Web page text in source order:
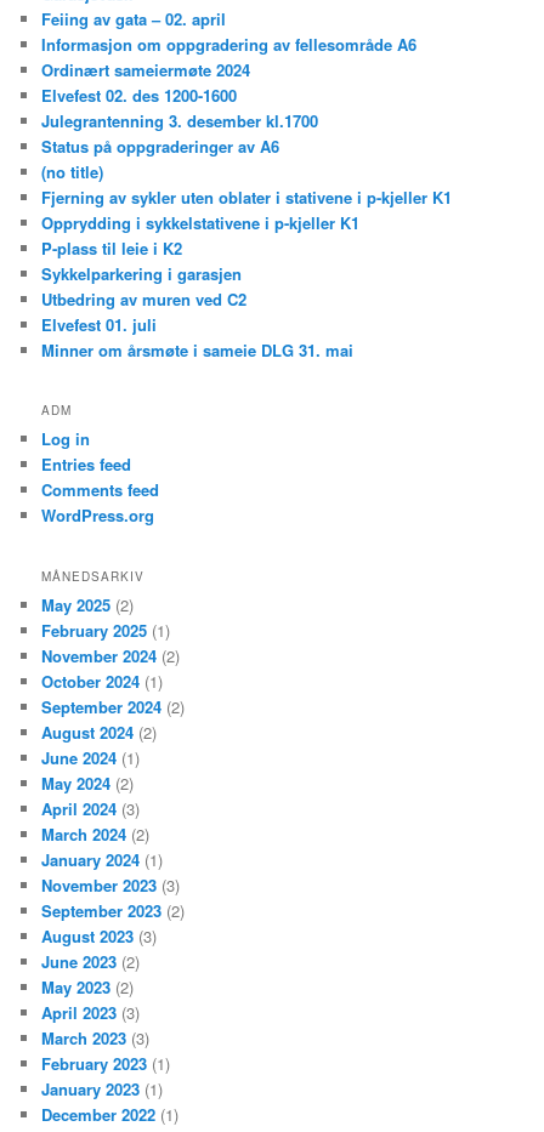
Feiing av gata – 02. april
Informasjon om oppgradering av fellesområde A6
Ordinært sameiermøte 2024
Elvefest 02. des 1200-1600
Julegrantenning 3. desember kl.1700
Status på oppgraderinger av A6
(no title)
Fjerning av sykler uten oblater i stativene i p-kjeller K1
Opprydding i sykkelstativene i p-kjeller K1
P-plass til leie i K2
Sykkelparkering i garasjen
Utbedring av muren ved C2
Elvefest 01. juli
Minner om årsmøte i sameie DLG 31. mai
ADM
Log in
Entries feed
Comments feed
WordPress.org
MÅNEDSARKIV
May 2025 (2)
February 2025 (1)
November 2024 (2)
October 2024 (1)
September 2024 (2)
August 2024 (2)
June 2024 (1)
May 2024 (2)
April 2024 (3)
March 2024 (2)
January 2024 (1)
November 2023 (3)
September 2023 (2)
August 2023 (3)
June 2023 (2)
May 2023 (2)
April 2023 (3)
March 2023 (3)
February 2023 (1)
January 2023 (1)
December 2022 (1)